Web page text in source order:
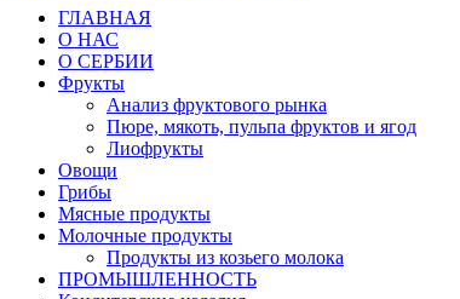
ГЛАВНАЯ
О НАС
O СЕРБИИ
Фрукты
Анализ фруктового рынка
Пюре, мякоть, пульпа фруктов и ягод
Лиофрукты
Овощи
Грибы
Мясные продукты
Молочные продукты
Продукты из козьего молока
ПРОМЫШЛЕННОСТЬ